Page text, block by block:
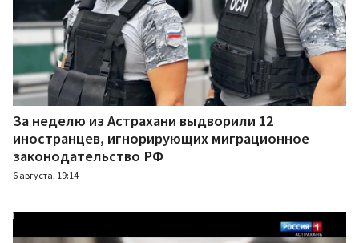
За неделю из Астрахани выдворили 12
иностранцев, игнорирующих миграционное
законодательство РФ
6 августа, 19:14